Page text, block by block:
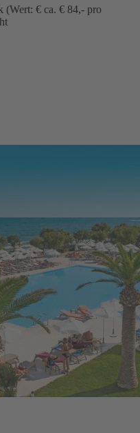
(Wert: € ca. € 84,- pro